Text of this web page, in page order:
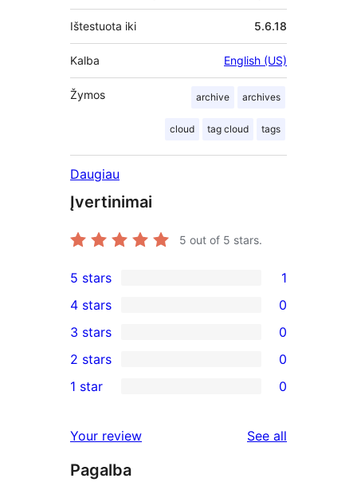
Ištestuota iki 5.6.18
Kalba English (US)
Žymos archive archives
cloud tag cloud tags
Daugiau
Įvertinimai
5 out of 5 stars.
1
5-
star
review
5 stars 1
4-
star
reviews
4 stars 0
0
3-
star
3 stars 0
2-
reviews
2 stars 0
star
reviews
1 star 0
Your review See all
Pagalba